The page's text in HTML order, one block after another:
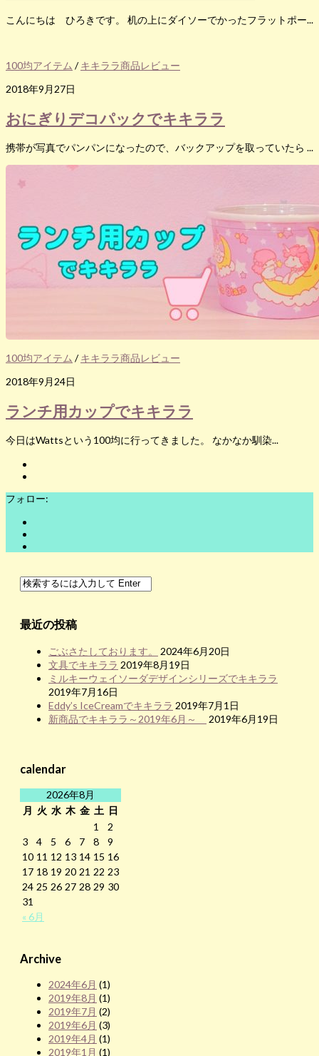
こんにちは ひろきです。 机の上にダイソーでかったフラットポー...
100均アイテム /キキララ商品レビュー
2018年9月27日
おにぎりデコパックでキキララ
携帯が写真でパンパンになったので、バックアップを取っていたら ...
100均アイテム /キキララ商品レビュー
2018年9月24日
ランチ用カップでキキララ
今日はWattsという100均に行ってきました。 なかなか馴染...
フォロー:
最近の投稿
ごぶさたしております。
2024年6月20日
文具でキキララ 2019年8月19日
ミルキーウェイソーダデザインシリーズでキキララ
2019年7月16日
Eddy’s IceCreamでキキララ 2019年7月1日
新商品でキキララ～2019年6月～
2019年6月19日
calendar
2026年8月
月 火 水 木 金 土 日
« 6月
1
2
3
4 5 6 7 8
9
10 11 12 13 14 15 16
17 18 19 20 21 22 23
24 25 26 27 28 29 30
31
Archive
2024年6月 (1)
2019年8月 (1)
2019年7月 (2)
2019年6月 (3)
2019年4月 (1)
2019年1月 (1)